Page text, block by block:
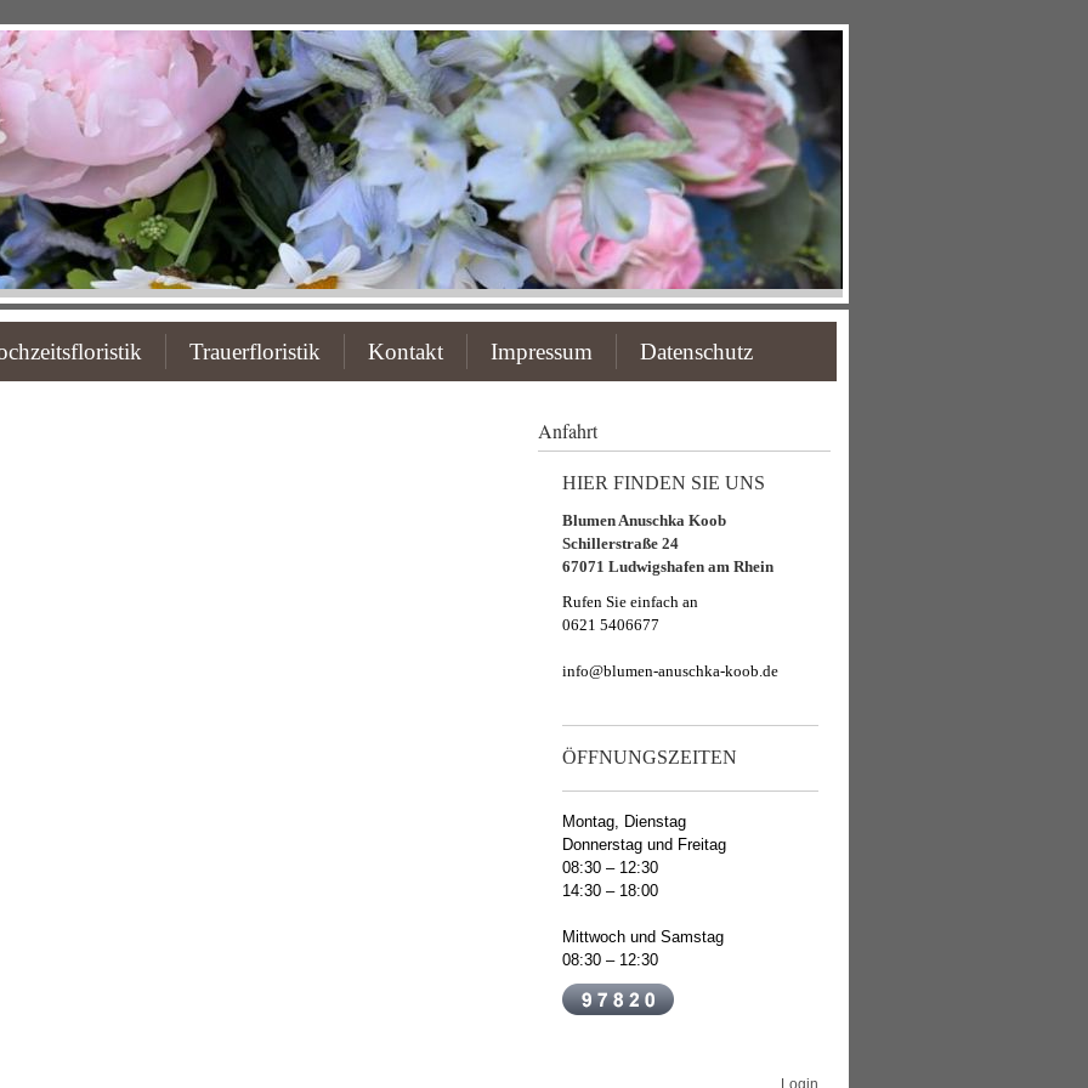
Trauerfloristik Kontakt Impressum Datenschutz
Anfahrt
HIER FINDEN SIE UNS
Blumen Anuschka Koob
Schillerstraße 24
67071 Ludwigshafen am Rhein
Rufen Sie einfach an
0621 5406677
info@blumen-anuschka-koob.de
ÖFFNUNGSZEITEN
Montag, Dienstag
Donnerstag und Freitag
08:30 – 12:30
14:30 – 18:00
Mittwoch und Samstag
08:30 – 12:30
Login